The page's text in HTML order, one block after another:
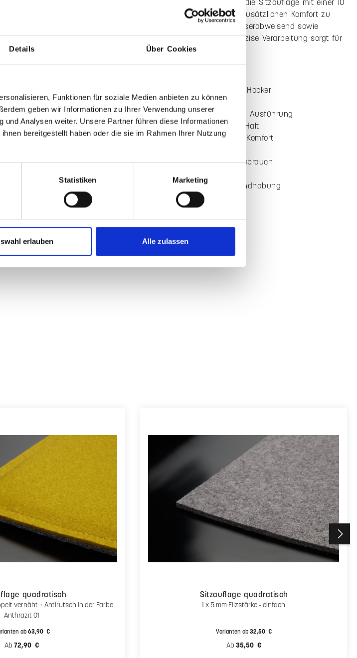
Details Über Cookies
Funktionen für soziale Medien anbieten zu können
geben wir Informationen zu Ihrer Verwendung unserer
Analysen weiter. Unsere Partner führen diese Informationen
bereitgestellt haben oder die sie im Rahmen Ihrer Nutzung
Statistiken Marketing
erlauben Alle zulassen
Eigenschaften Farbe & Pflege
Produktinformationen "Sitzauflage quadratisch"
Sie passt sich unterschiedlichen Stühlen und Hockern an und bietet
eine sichere und komfortable Sitzlösung im Alltag.
Gefertigt aus Wollfilz aus 100% Schurwolle, ist die Sitzauflage in 2x5
mm Stärke vernäht und dadurch besonders stabil ausgeführt. Die
verschiedenen Oberflächen. Optional kann die Sitzauflage mit einer 10
bieten. Das Material ist schmutz- und wasserabweisend sowie
pflegeleicht im täglichen Gebrauch. Die präzise Verarbeitung sorgt für
eine dauerhaft hochwertige Anmutung.
Produktvorteile auf einen Blick